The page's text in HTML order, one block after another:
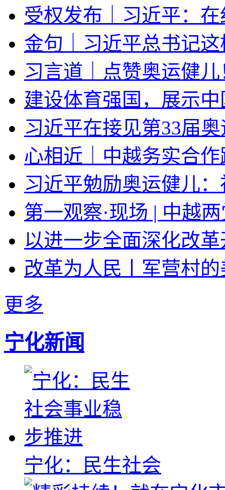
受权发布｜习近平：
金句｜习近平总书记
习言道｜点赞奥运健
建设体育强国，展示
习近平在接见第33届
心相近｜中越务实合作
习近平勉励奥运健儿
第一观察·现场 | 中越
以进一步全面深化改
改革为人民丨军营村
更多
宁化新闻
宁化：民生社会